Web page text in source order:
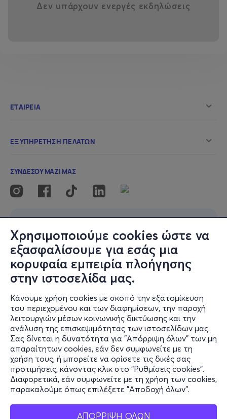
Χρησιμοποιούμε cookies ώστε να
εξασφαλίσουμε για εσάς μια
κορυφαία εμπειρία πλοήγησης
στην ιστοσελίδα μας.
Κάνουμε χρήση cookies με σκοπό την εξατομίκευση
του περιεχομένου και των διαφημίσεων, την παροχή
λειτουργιών μέσων κοινωνικής δικτύωσης και την
ανάλυση της επισκεψιμότητας των ιστοσελίδων μας.
Σας δίνεται η δυνατότητα για "Απόρριψη όλων" των μη
απαραίτητων cookies, εάν δεν συμφωνείτε με τη
χρήση τους, ή μπορείτε να ορίσετε τις δικές σας
προτιμήσεις, κάνοντας κλικ στο "Ρυθμίσεις cookies".
Διαφορετικά, εάν συμφωνείτε με τη χρήση των cookies,
παρακαλούμε όπως επιλέξετε "Αποδοχή όλων".
ΑΠΟΡΡΙΨΗ ΟΛΩΝ
Δεν υπάρχουν ενεργές εκδηλώσεις